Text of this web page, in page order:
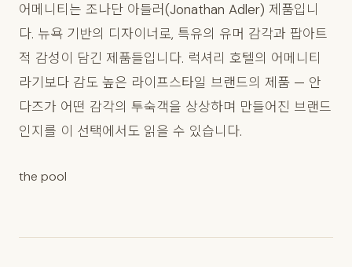
어메니티는 조나단 아들러(Jonathan Adler) 제품입니
다. 뉴욕 기반의 디자이너로, 특유의 유머 감각과 팝아트
적 감성이 담긴 제품들입니다. 럭셔리 호텔의 어메니티
라기보다 감도 높은 라이프스타일 브랜드의 제품 — 안
다즈가 어떤 감각의 투숙객을 상상하며 만들어진 브랜드
인지를 이 선택에서도 읽을 수 있습니다.
the pool